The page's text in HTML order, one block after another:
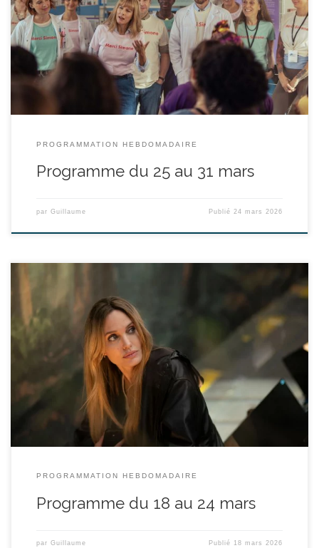
Haïdara durée : 1h50’ À la Maison des femmes, entre soin, écoute
et solidarité, une équipe se bat chaque jour pour accompagner
les femmes victimes de violences dans leur reconstruction. Dans
ce lieu unique, Diane, Manon, Inès, Awa et […]
PROGRAMMATION HEBDOMADAIRE
Programme du 25 au 31 mars
par Guillaume Publié 24 mars 2026
réalisé par Alice Winocour - avec Angelina Jolie, Ella Rumpf,
Anyier Anei durée : 1h47’ A Paris, dans le tumulte de la Fashion
Week, Maxine, une réalisatrice américaine apprend une nouvelle
qui va bouleverser sa vie. Elle croise alors le chemin d’Ada, une
jeune mannequin sud-soudanaise ayant quitté son pays, […]
PROGRAMMATION HEBDOMADAIRE
Programme du 18 au 24 mars
par Guillaume Publié 18 mars 2026